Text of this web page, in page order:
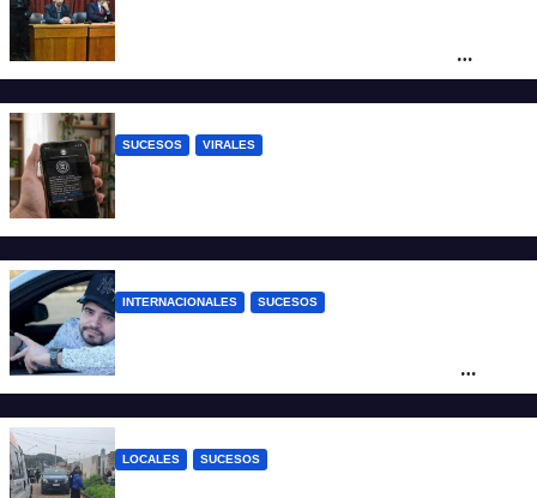
infantil
SUCESOS VIRALES
INTERNACIONALES SUCESOS
transmisión en vivo
LOCALES SUCESOS